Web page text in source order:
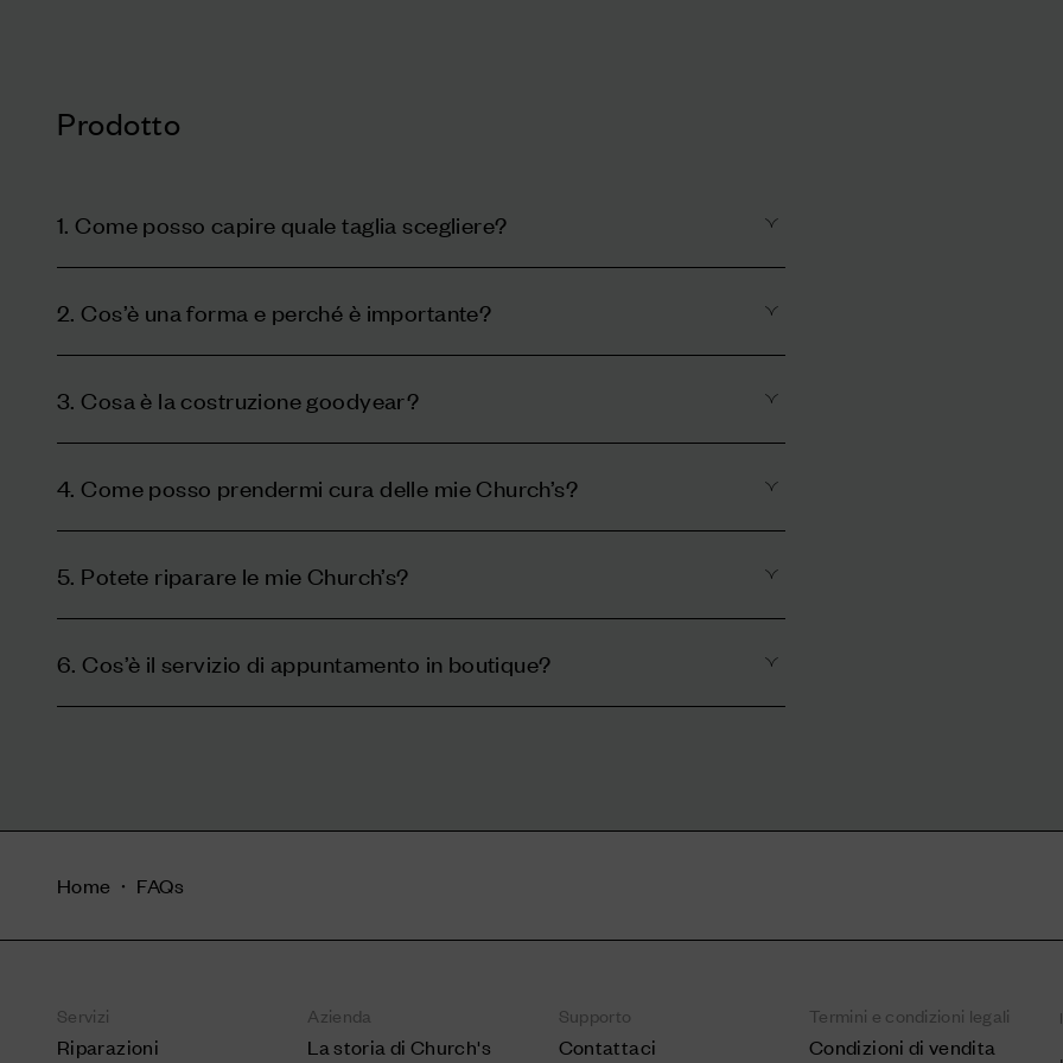
Prodotto
1. Come posso capire quale taglia scegliere?
2. Cos’è una forma e perché è importante?
3. Cosa è la costruzione goodyear?
4. Come posso prendermi cura delle mie Church’s?
5. Potete riparare le mie Church’s?
6. Cos’è il servizio di appuntamento in boutique?
Home FAQs
Servizi
Riparazioni
Azienda
La storia di Church's
Supporto
Contattaci
Termini e condizioni legali
Condizioni di vendita